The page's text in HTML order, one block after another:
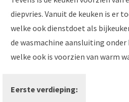
diepvries. Vanuit de keuken is er
welke ook dienstdoet als
de wasmachine aansluiting
welke ook is voorzien van warm
Eerste verdieping: